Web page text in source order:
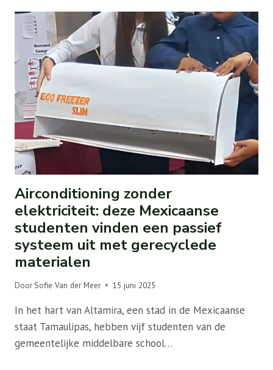
Airconditioning zonder
elektriciteit: deze Mexicaanse
studenten vinden een passief
systeem uit met gerecyclede
materialen
Door Sofie Van der Meer 15 juni 2025
In het hart van Altamira, een stad in de Mexicaanse
staat Tamaulipas, hebben vijf studenten van de
gemeentelijke middelbare school…